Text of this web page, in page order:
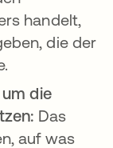
handelt,
die der
um die
Das
auf was